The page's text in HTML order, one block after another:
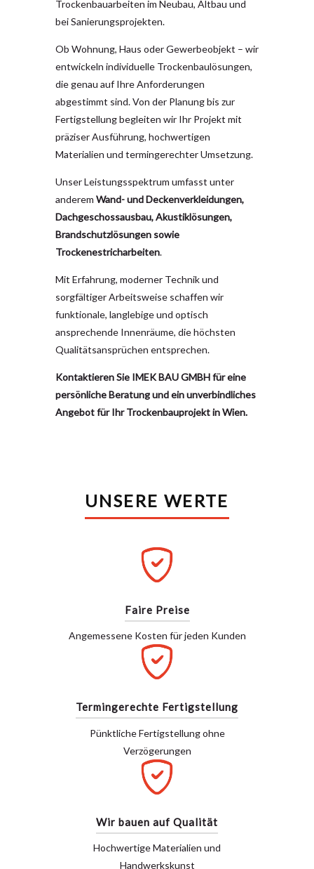
Trockenbauarbeiten im Neubau, Altbau und
bei Sanierungsprojekten.
Ob Wohnung, Haus oder Gewerbeobjekt – wir
entwickeln individuelle Trockenbaulösungen,
die genau auf Ihre Anforderungen
abgestimmt sind. Von der Planung bis zur
Fertigstellung begleiten wir Ihr Projekt mit
präziser Ausführung, hochwertigen
Materialien und termingerechter Umsetzung.
Unser Leistungsspektrum umfasst unter
anderem Wand- und Deckenverkleidungen,
Dachgeschossausbau, Akustiklösungen,
Brandschutzlösungen sowie
Trockenestricharbeiten.
Mit Erfahrung, moderner Technik und
sorgfältiger Arbeitsweise schaffen wir
funktionale, langlebige und optisch
ansprechende Innenräume, die höchsten
Qualitätsansprüchen entsprechen.
Kontaktieren Sie IMEK BAU GMBH für eine
persönliche Beratung und ein unverbindliches
Angebot für Ihr Trockenbauprojekt in Wien.
UNSERE WERTE
Faire Preise
Angemessene Kosten für jeden Kunden
Termingerechte Fertigstellung
Pünktliche Fertigstellung ohne
Verzögerungen
Wir bauen auf Qualität
Hochwertige Materialien und
Handwerkskunst